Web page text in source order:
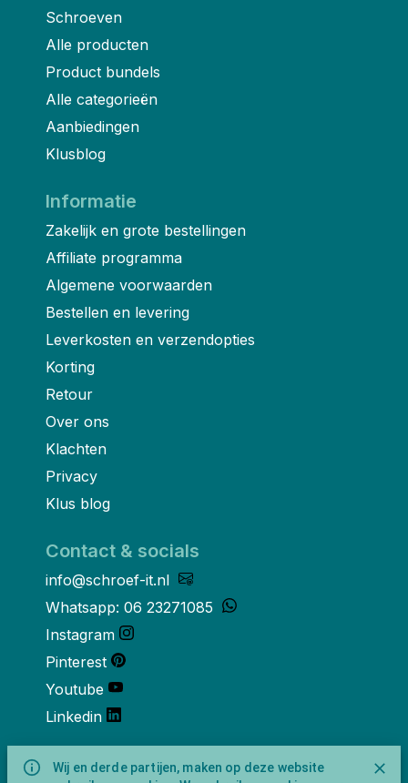
Wij en derde partijen, maken op deze website
Schroeven
Alle producten
Product bundels
Alle categorieën
Aanbiedingen
Klusblog
Informatie
Zakelijk en grote bestellingen
Affiliate programma
Algemene voorwaarden
Bestellen en levering
Leverkosten en verzendopties
Korting
Retour
Over ons
Klachten
Privacy
Klus blog
Contact & socials
info@schroef-it.nl
Whatsapp: 06 23271085
Instagram
Pinterest
Youtube
Linkedin
Over ons